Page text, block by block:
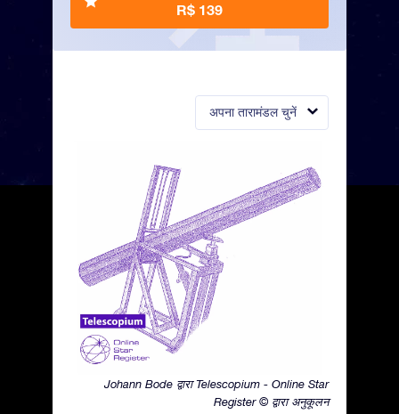
अपना तारामंडल चुनें
Johann Bode द्वारा Telescopium - Online Star
Register © द्वारा अनुकूलन
R$ 139